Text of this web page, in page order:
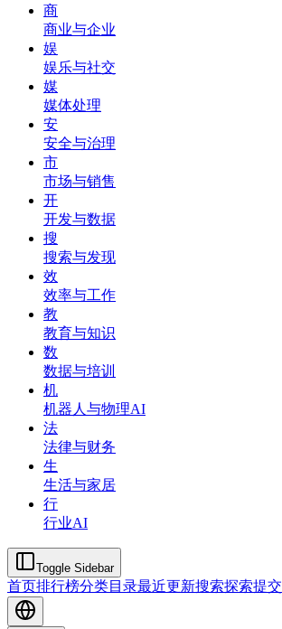
商
商业与企业
娱
娱乐与社交
媒
媒体处理
安
安全与治理
市
市场与销售
开
开发与数据
搜
搜索与发现
效
效率与工作
教
教育与知识
数
数据与培训
机
机器人与物理AI
法
法律与财务
生
生活与家居
行
行业AI
Toggle Sidebar
首页排行榜分类目录最近更新搜索探索提交